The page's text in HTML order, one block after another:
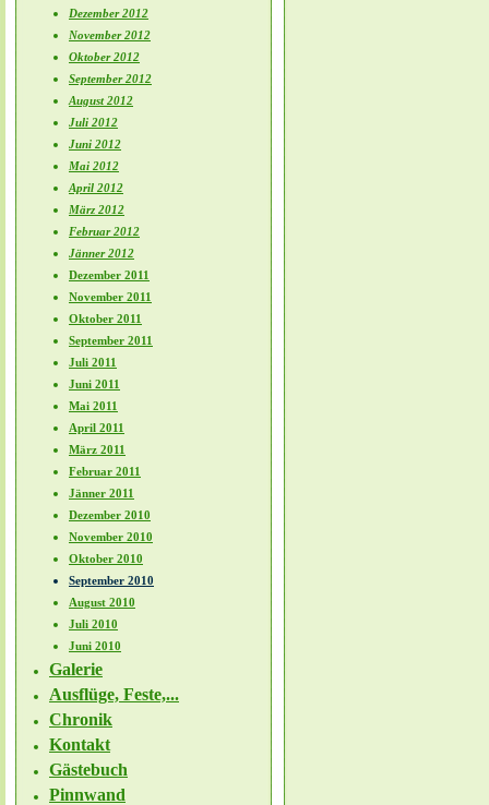
Dezember 2012
November 2012
Oktober 2012
September 2012
August 2012
Juli 2012
Juni 2012
Mai 2012
April 2012
März 2012
Februar 2012
Jänner 2012
Dezember 2011
November 2011
Oktober 2011
September 2011
Juli 2011
Juni 2011
Mai 2011
April 2011
März 2011
Februar 2011
Jänner 2011
Dezember 2010
November 2010
Oktober 2010
September 2010
August 2010
Juli 2010
Juni 2010
Galerie
Ausflüge, Feste,...
Chronik
Kontakt
Gästebuch
Pinnwand